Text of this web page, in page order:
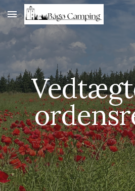
Skip to main content